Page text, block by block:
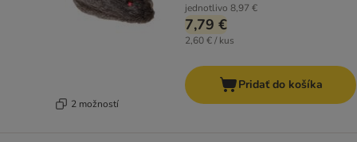
2 možností
jednotlivo 8,97 €
7,79 €
2,60 € / kus
Pridať do košíka